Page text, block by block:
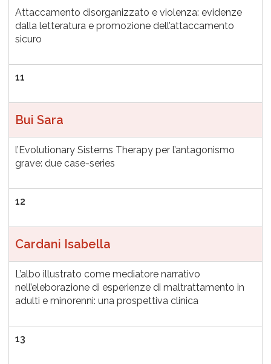
Attaccamento disorganizzato e violenza: evidenze
dalla letteratura e promozione dell’attaccamento
sicuro
11
Bui Sara
l’Evolutionary Sistems Therapy per l’antagonismo
grave: due case-series
12
Cardani Isabella
L’albo illustrato come mediatore narrativo
nell’eleborazione di esperienze di maltrattamento in
adulti e minorenni: una prospettiva clinica
13